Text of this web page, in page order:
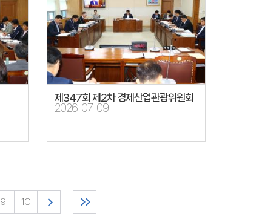
제347회 제2차 경제산업관광위원회
2026-07-09
9 10